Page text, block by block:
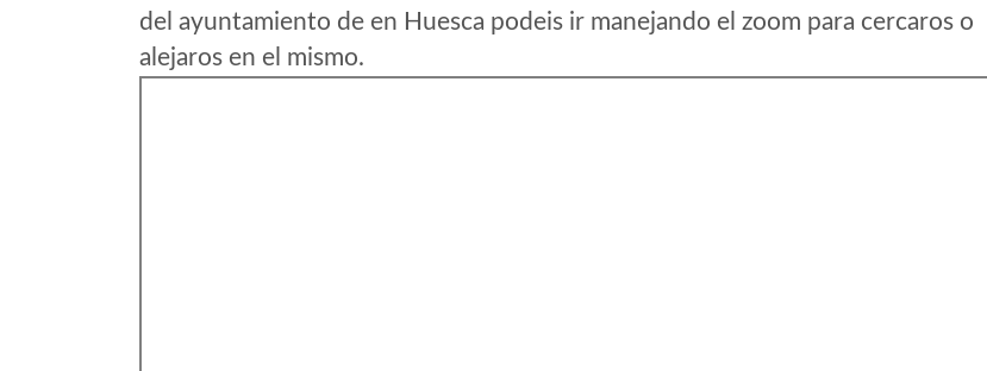
del ayuntamiento de en Huesca podeis ir manejando el zoom para cercaros o
alejaros en el mismo.